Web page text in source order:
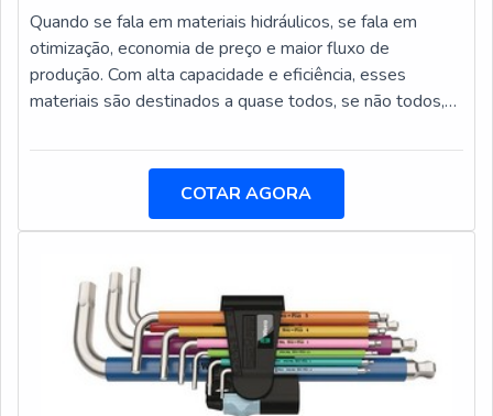
Quando se fala em materiais hidráulicos, se fala em
otimização, economia de preço e maior fluxo de
produção. Com alta capacidade e eficiência, esses
materiais são destinados a quase todos, se não todos,
roupagem a produção de uma empresa.Ao procurar por
importância ter em mente que a mesma deve ter
qualidade em seu portfólio de produtos, profissionais
COTAR AGORA